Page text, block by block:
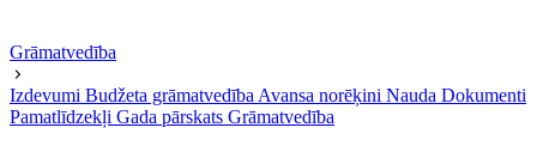
Grāmatvedība
Izdevumi Budžeta grāmatvedība Avansa norēķini Nauda Dokumenti
Pamatlīdzekļi Gada pārskats Grāmatvedība